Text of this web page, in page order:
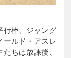
行棒、ジャング
ールド・アスレ
ちは放課後、